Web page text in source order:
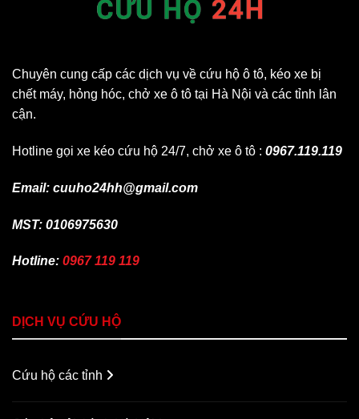
Chuyên cung cấp các dịch vụ về cứu hộ ô tô, kéo xe bị
chết máy, hỏng hóc, chở xe ô tô tại Hà Nội và các tỉnh lân
cận.
Hotline gọi xe kéo cứu hộ 24/7, chở xe ô tô : 0967.119.119
Email: cuuho24hh@gmail.com
MST: 0106975630
Hotline: 0967 119 119
DỊCH VỤ CỨU HỘ
Cứu hộ các tỉnh